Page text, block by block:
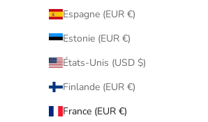
Espagne (EUR €)
Estonie (EUR €)
États-Unis (USD $)
Finlande (EUR €)
France (EUR €)